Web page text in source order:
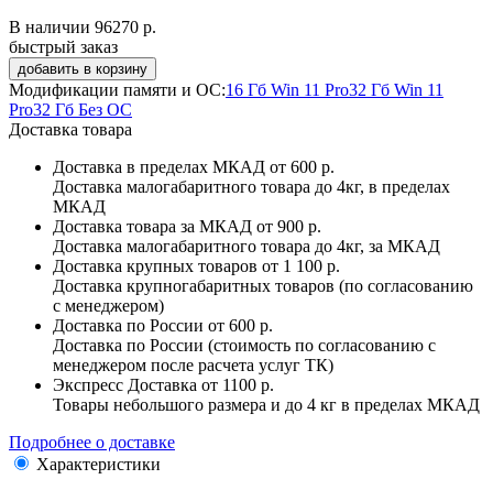
В наличии 96270 р.
быстрый заказ
Модификации памяти и ОС:16 Гб Win 11 Pro32 Гб Win 11
Pro32 Гб Без ОС
Доставка товара
Доставка в пределах МКАД от 600 р.
Доставка малогабаритного товара до 4кг, в пределах
МКАД
Доставка товара за МКАД от 900 р.
Доставка малогабаритного товара до 4кг, за МКАД
Доставка крупных товаров от 1 100 р.
Доставка крупногабаритных товаров (по согласованию
с менеджером)
Доставка по России от 600 р.
Доставка по России (стоимость по согласованию с
менеджером после расчета услуг ТК)
Экспресс Доставка от 1100 р.
Товары небольшого размера и до 4 кг в пределах МКАД
Подробнее о доставке
Характеристики